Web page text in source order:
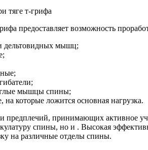
тяге т-грифа
предоставляет возможность
дельтовидных мышц;
мышцы спины;
которые ложится основная нагрузка.
предплечий, принимающих активное
спины, но и . Высокая
на различные отделы спины.